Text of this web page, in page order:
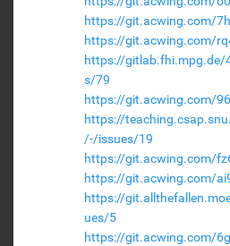
https://git.acwing.com/
https://git.acwing.com/
https://
s/79
https://git.acwing.com/
https://
/-/issues/19
https://git.acwing.com/
https://git.acwing.com/
https://
ues/5
https://git.acwing.com/